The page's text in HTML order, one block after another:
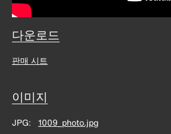
다운로드
판매 시트
이미지
JPG
1009_photo.jpg